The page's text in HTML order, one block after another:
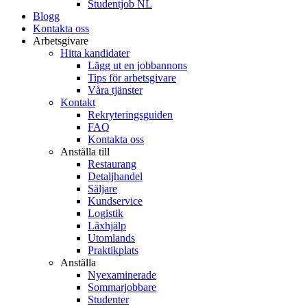
Studentjob NL
Blogg
Kontakta oss
Arbetsgivare
Hitta kandidater
Lägg ut en jobbannons
Tips för arbetsgivare
Våra tjänster
Kontakt
Rekryteringsguiden
FAQ
Kontakta oss
Anställa till
Restaurang
Detaljhandel
Säljare
Kundservice
Logistik
Läxhjälp
Utomlands
Praktikplats
Anställa
Nyexaminerade
Sommarjobbare
Studenter